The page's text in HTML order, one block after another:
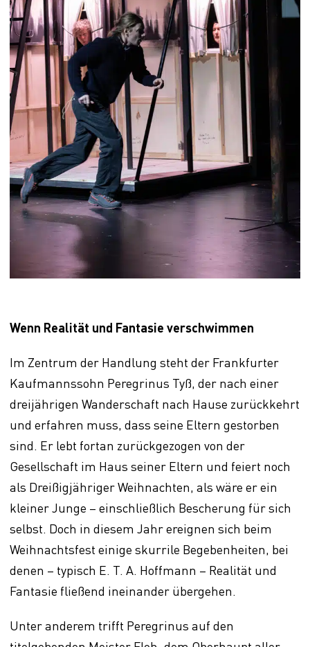
Wenn Realität und Fantasie verschwimmen
Im Zentrum der Handlung steht der Frankfurter
Kaufmannssohn Peregrinus Tyß, der nach einer
dreijährigen Wanderschaft nach Hause zurückkehrt
und erfahren muss, dass seine Eltern gestorben
sind. Er lebt fortan zurückgezogen von der
Gesellschaft im Haus seiner Eltern und feiert noch
als Dreißigjähriger Weihnachten, als wäre er ein
kleiner Junge – einschließlich Bescherung für sich
selbst. Doch in diesem Jahr ereignen sich beim
Weihnachtsfest einige skurrile Begebenheiten, bei
denen – typisch E. T. A. Hoffmann – Realität und
Fantasie fließend ineinander übergehen.
Unter anderem trifft Peregrinus auf den